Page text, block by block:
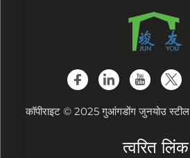
कॉपीराइट © 2025 गुआंगडोंग जुनयोउ स्टील
त्वरित लिंक